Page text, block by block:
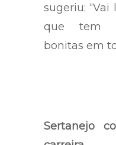
sugeriu: “Vai
que tem
bonitas em
Sertanejo